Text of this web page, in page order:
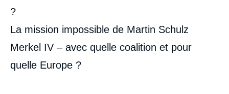
?
La mission impossible de Martin Schulz
Merkel IV – avec quelle coalition et pour
quelle Europe ?